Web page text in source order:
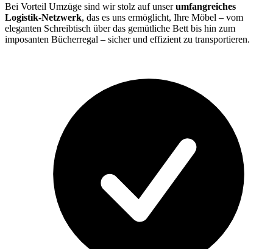
Bei Vorteil Umzüge sind wir stolz auf unserumfangreiches
Logistik-Netzwerk, das es uns ermöglicht, Ihre Möbel – vom
eleganten Schreibtisch über das gemütliche Bett bis hin zum
imposanten Bücherregal – sicher und effizient zu transportieren.